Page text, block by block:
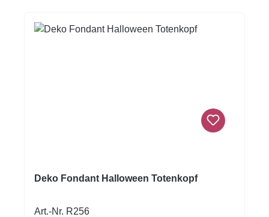
Deko Fondant Halloween Totenkopf
Art.-Nr. R256